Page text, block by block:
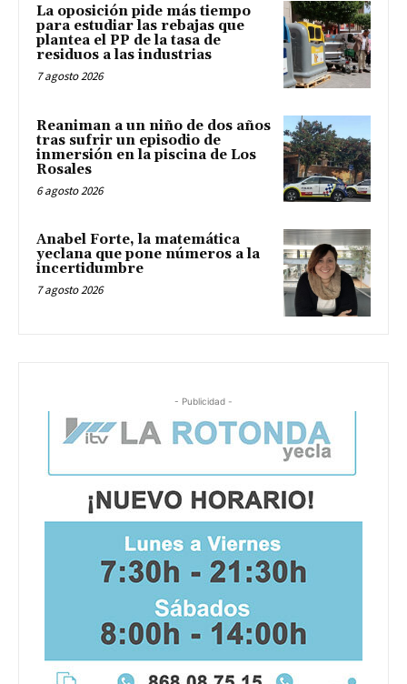
La oposición pide más tiempo
para estudiar las rebajas que
plantea el PP de la tasa de
residuos a las industrias
7 agosto 2026
Reaniman a un niño de dos años
tras sufrir un episodio de
inmersión en la piscina de Los
Rosales
6 agosto 2026
Anabel Forte, la matemática
yeclana que pone números a la
incertidumbre
7 agosto 2026
- Publicidad -